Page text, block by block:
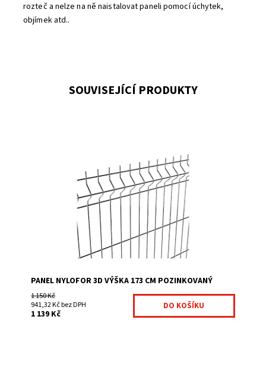
rozteč a nelze na ně naistalovat paneli pomocí úchytek,
objímek atd..
SOUVISEJÍCÍ PRODUKTY
Pevné svařované pozinkované plotové panely Nylofor
3D: Panely mají šířku 2500 mm a výšku od 630 do 2430
mm. Panely mají vertikální ostny o...
Na centrálním skladě
7027381
Fence consulting
PANEL NYLOFOR 3D VÝŠKA 173 CM POZINKOVANÝ
1 150 Kč
941,32 Kč bez DPH
1 139 Kč